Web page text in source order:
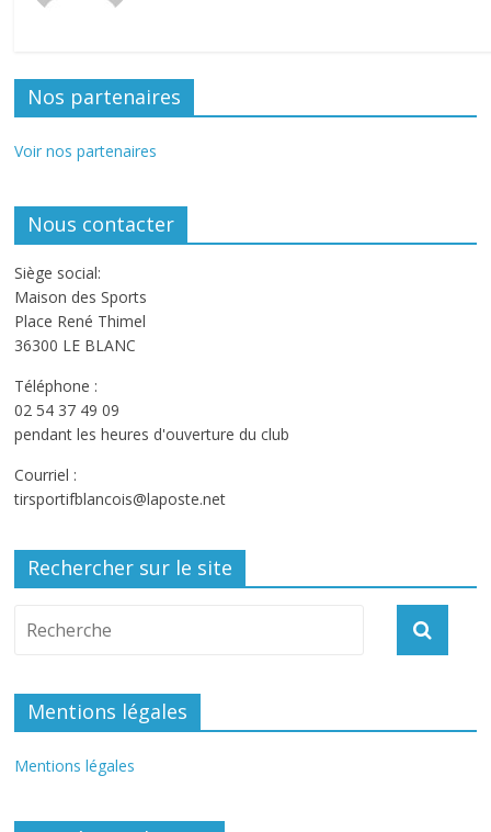
Nos partenaires
Voir nos partenaires
Nous contacter
Siège social:
Maison des Sports
Place René Thimel
36300 LE BLANC
Téléphone :
02 54 37 49 09
pendant les heures d'ouverture du club
Courriel :
tirsportifblancois@laposte.net
Rechercher sur le site
Mentions légales
Mentions légales